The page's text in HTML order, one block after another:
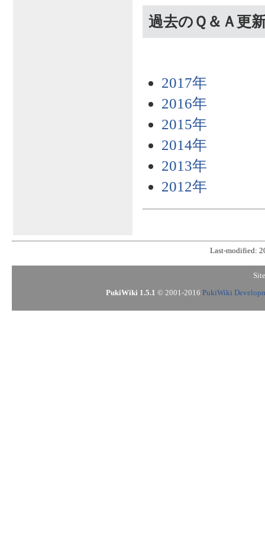
過去のＱ＆Ａ更
2017年
2016年
2015年
2014年
2013年
2012年
Last-modified:
PukiWiki 1.5.1 © 2001-2016 PukiWiki